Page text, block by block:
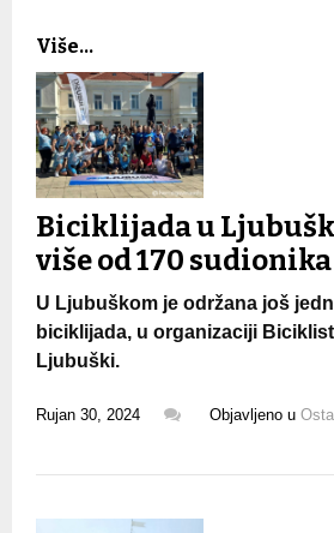
Više...
Biciklijada u
više od 170 sudionika
U Ljubuškom je održana još
biciklijada, u organizaciji
Ljubuški.
Rujan 30, 2024 Objavljeno u